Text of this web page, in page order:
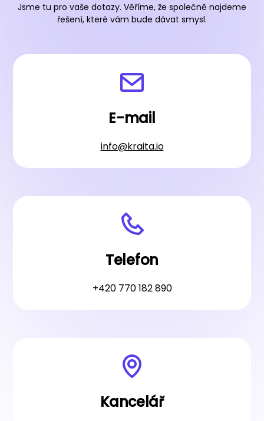
Jsme tu pro vaše dotazy. Věříme, že společně najdeme
řešení, které vám bude dávat smysl.
E-mail
info@kraita.io
Telefon
+420 770 182 890
Kancelář